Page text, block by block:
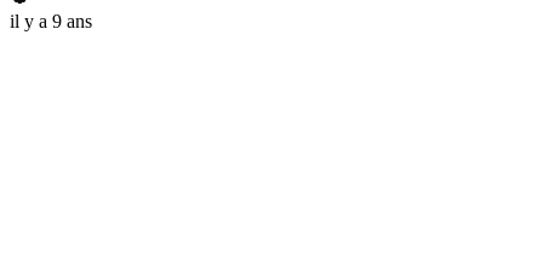
il y a 9 ans